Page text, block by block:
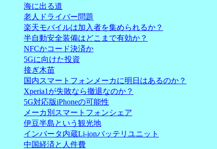
海に出る道
老人ドライバー問題
楽天モバイルは加入者を集められるか？
半自動安全装備はどこまで有効か？
NFCかコード決済か
5Gに向けた投資
接ぎ木苗
国内スマートフォンメーカに明日はあるのか？
Xperia1が失敗なら撤退なのか？
5G対応版iPhoneの可能性
メーカ別スマートフォンシェア
伊豆半島という観光地
インバータ内蔵Li-ionバッテリユニット
中国経済と人件費